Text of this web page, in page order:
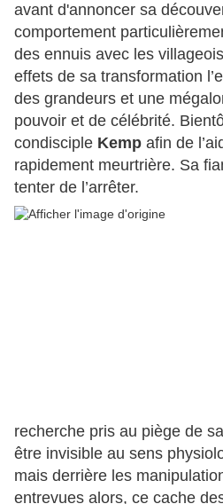
avant d'annoncer sa
comportement
des ennuis avec les
effets de sa transformation
des grandeurs et une
pouvoir et de célébrité.
condisciple Kemp afin de
rapidement meurtrière. Sa
tenter de l’arrêter.
recherche pris au piège de
être invisible au sens
mais derrière les
entrevues alors, ce cache